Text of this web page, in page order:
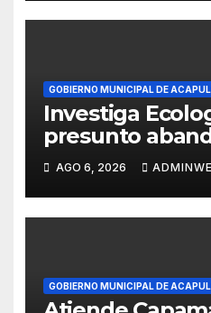
GOBIERNO MUNICIPAL DE
Investiga
presunto
cuatro caninos
AGO 6, 2026
GOBIERNO MUNICIPAL DE